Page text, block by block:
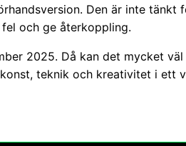
Den är inte tänkt
och ge återkoppling.
2025. Då kan det mycket
teknik och kreativitet i ett